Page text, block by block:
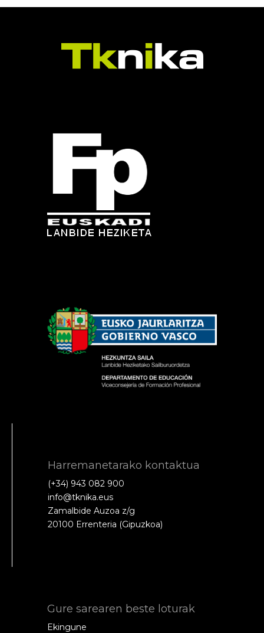
Harremanetarako kontaktua
(+34) 943 082 900
info@tknika.eus
Zamalbide Auzoa z/g
20100 Errenteria (Gipuzkoa)
Gure sarearen beste loturak
Ekingune